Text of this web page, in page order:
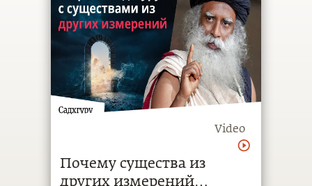
Video
Почему существа из
других измерений